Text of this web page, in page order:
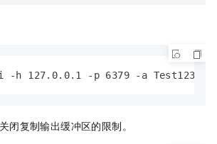
h 127.0.0.1 -p 6379 -a Test123456
闭复制输出缓冲区的限制。